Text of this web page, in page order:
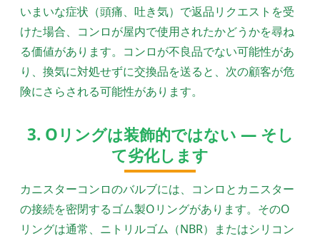
いまいな症状（頭痛、吐き気）で返品リクエストを受
けた場合、コンロが屋内で使用されたかどうかを尋ね
る価値があります。コンロが不良品でない可能性があ
り、換気に対処せずに交換品を送ると、次の顧客が危
険にさらされる可能性があります。
3. Oリングは装飾的ではない — そし
て劣化します
カニスターコンロのバルブには、コンロとカニスター
の接続を密閉するゴム製Oリングがあります。そのO
リングは通常、ニトリルゴム（NBR）またはシリコン